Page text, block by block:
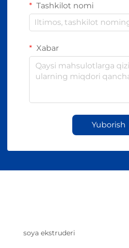
Tashkilot nomi
Xabar
Yuborish
soya ekstruderi